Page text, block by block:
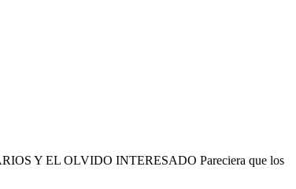
Y EL OLVIDO INTERESADO Pareciera que los